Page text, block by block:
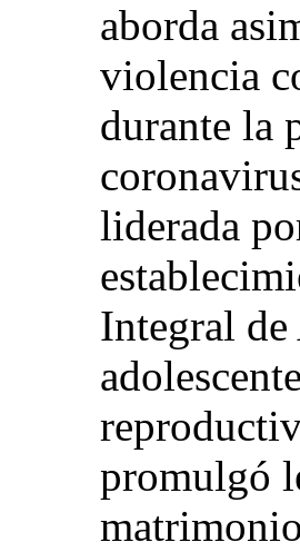
aborda
violencia
durante la
liderada
Integral de
promulgó